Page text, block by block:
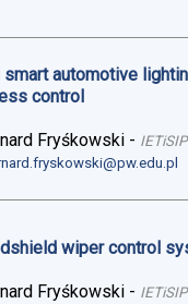
smart automotive
control
Fryśkowski - IETiSIP
wiper control
Fryśkowski - IETiSIP